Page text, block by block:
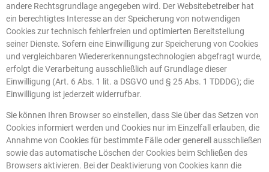
andere Rechtsgrundlage angegeben wird. Der Websitebetreiber hat
ein berechtigtes Interesse an der Speicherung von notwendigen
Cookies zur technisch fehlerfreien und optimierten Bereitstellung
seiner Dienste. Sofern eine Einwilligung zur Speicherung von Cookies
und vergleichbaren Wiedererkennungstechnologien abgefragt wurde,
erfolgt die Verarbeitung ausschließlich auf Grundlage dieser
Einwilligung (Art. 6 Abs. 1 lit. a DSGVO und § 25 Abs. 1 TDDDG); die
Einwilligung ist jederzeit widerrufbar.
Sie können Ihren Browser so einstellen, dass Sie über das Setzen von
Cookies informiert werden und Cookies nur im Einzelfall erlauben, die
Annahme von Cookies für bestimmte Fälle oder generell ausschließen
sowie das automatische Löschen der Cookies beim Schließen des
Browsers aktivieren. Bei der Deaktivierung von Cookies kann die